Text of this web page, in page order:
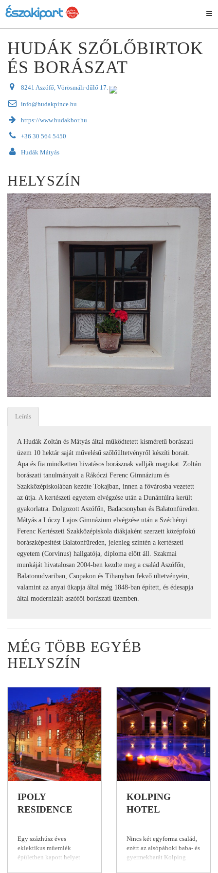
HUDÁK SZŐLŐBIRTOK
ÉS BORÁSZAT
8241 Aszófő, Vörösmáli-dűlő 17.
info@hudakpince.hu
https://www.hudakbor.hu
+36 30 564 5450
Hudák Mátyás
HELYSZÍN
Leírás
A Hudák Zoltán és Mátyás által működtetett kisméretű borászati
üzem 10 hektár saját művelésű szőlőültetvényről készíti borait.
Apa és fia mindketten hivatásos borásznak vallják magukat. Zoltán
borászati tanulmányait a Rákóczi Ferenc Gimnázium és
Szakközépiskolában kezdte Tokajban, innen a fővárosba vezetett
az útja. A kertészeti egyetem elvégzése után a Dunántúlra került
gyakorlatra. Dolgozott Aszófőn, Badacsonyban és Balatonfüreden.
Mátyás a Lóczy Lajos Gimnázium elvégzése után a Széchényi
Ferenc Kertészeti Szakközépiskola diákjaként szerzett középfokú
borászképesítést Balatonfüreden, jelenleg szintén a kertészeti
egyetem (Corvinus) hallgatója, diploma előtt áll. Szakmai
munkáját hivatalosan 2004-ben kezdte meg a család Aszófőn,
Balatonudvariban, Csopakon és Tihanyban fekvő ültetvényein,
valamint az anyai ükapja által még 1848-ban épített, és édesapja
által modernizált aszófői borászati üzemben.
MÉG TÖBB EGYÉB
HELYSZÍN
IPOLY
RESIDENCE
Egy százhúsz éves
eklektikus műemlék
épületben kapott helyet
KOLPING
HOTEL
Nincs két egyforma család,
ezért az alsópáhoki baba- és
gyermekbarát Kolping